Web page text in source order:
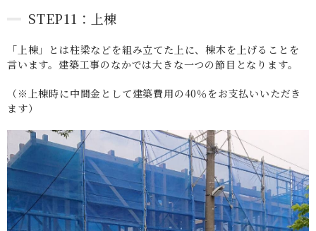
STEP11：上棟
「上棟」とは柱梁などを組み立てた上に、棟木を上げることを
言います。建築工事のなかでは大きな一つの節目となります。
（※上棟時に中間金として建築費用の40％をお支払いいただき
ます）